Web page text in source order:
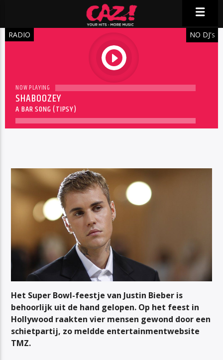
RADIO
play
NO DJ'S
NOW PLAYING
SHABOOZEY
A BAR SONG (TIPSY)
Het Super Bowl-feestje van Justin Bieber is
behoorlijk uit de hand gelopen. Op het feest in
Hollywood raakten vier mensen gewond door een
schietpartij, zo meldde entertainmentwebsite
TMZ.